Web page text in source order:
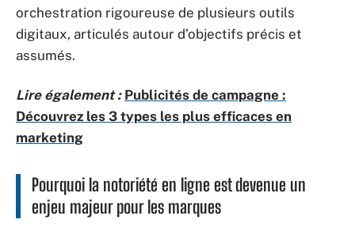
orchestration rigoureuse de plusieurs outils
digitaux, articulés autour d’objectifs précis et
assumés.
Lire également : Publicités de campagne :
Découvrez les 3 types les plus efficaces en
marketing
Pourquoi la notoriété en ligne est devenue un
enjeu majeur pour les marques